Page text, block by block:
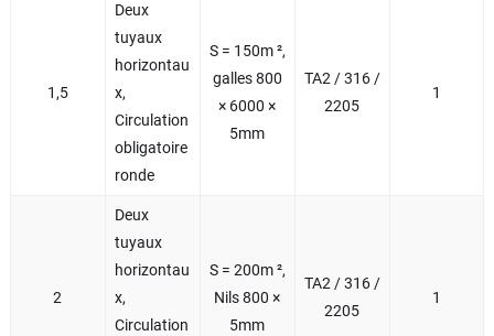
1,5
Deux
tuyaux
horizontau
x,
Circulation
obligatoire
ronde
S = 150m ²,
galles 800
× 6000 ×
5mm
TA2 / 316 /
2205
1
2
Deux
tuyaux
horizontau
x,
Circulation
S = 200m ²,
Nils 800 ×
5mm
TA2 / 316 /
2205
1